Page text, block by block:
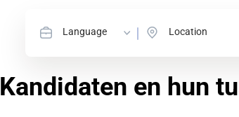
Language Location
Kandidaten en hun